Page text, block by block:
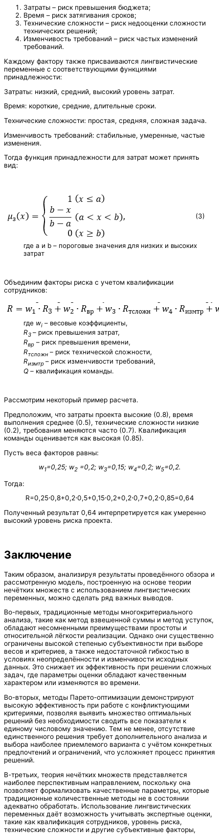
Затраты – риск превышения бюджета;
Время – риск затягивания сроков;
Технические сложности – риск недооценки сложности
технических решений;
Изменчивость требований – риск частых изменений
требований.
Каждому фактору также присваиваются лингвистические
переменные с соответствующими функциями
принадлежности:
Затраты: низкий, средний, высокий уровень затрат.
Время: короткие, средние, длительные сроки.
Технические сложности: простая, средняя, сложная задача.
Изменчивость требований: стабильные, умеренные, частые
изменения.
Тогда функция принадлежности для затрат может принять
вид:
(3)
где a и b – пороговые значения для низких и высоких
затрат
Объединим факторы риска с учетом квалификации
сотрудников:
где wi – весовые коэффициенты,
R3 – риск превышения затрат,
Rвр – риск превышения времени,
Rтсложн – риск технической сложности,
Rизмтр – риск изменчивости требований,
Q – квалификация команды.
Рассмотрим некоторый пример расчета.
Предположим, что затраты проекта высокие (0.8), время
выполнения среднее (0.5), технические сложности низкие
(0.2), требования меняются часто (0.7). Квалификация
команды оценивается как высокая (0.85).
Пусть веса факторов равны:
w1=0,25; w2=0,2; w3=0,15; w4=0,2; w5=0,2.
Тогда:
R=0,25⋅0,8+0,2⋅0,5+0,15⋅0,2+0,2⋅0,7+0,2⋅0,85=0,64
Полученный результат 0,64 интерпретируется как умеренно
высокий уровень риска проекта.
Заключение
Таким образом, анализируя результаты проведённого обзора и
рассмотренную модель, построенную на основе теории
нечётких множеств с использованием лингвистических
переменных, можно сделать ряд важных выводов.
Во-первых, традиционные методы многокритериального
анализа, такие как метод взвешенной суммы и метод уступок,
обладают несомненными преимуществами простоты и
относительной лёгкости реализации. Однако они существенно
ограничены высокой степенью субъективности при выборе
весов и критериев, а также недостаточной гибкостью в
условиях неопределённости и изменчивости исходных
данных. Это снижает их эффективность при решении сложных
задач, где параметры оценки обладают качественным
характером или изменяются во времени.
Во-вторых, методы Парето-оптимизации демонстрируют
высокую эффективность при работе с конфликтующими
критериями, позволяя выявить множество оптимальных
решений без необходимости сводить все показатели к
единому числовому значению. Тем не менее, отсутствие
единственного решения требует дополнительного анализа и
выбора наиболее приемлемого варианта с учётом конкретных
предпочтений и ограничений, что усложняет процесс принятия
решений.
В-третьих, теория нечётких множеств представляется
наиболее перспективным направлением, поскольку она
позволяет формализовать качественные параметры, которые
традиционные количественные методы не в состоянии
адекватно обработать. Использование лингвистических
переменных даёт возможность учитывать экспертные оценки,
такие как квалификация сотрудников, уровень риска,
технические сложности и другие субъективные факторы,